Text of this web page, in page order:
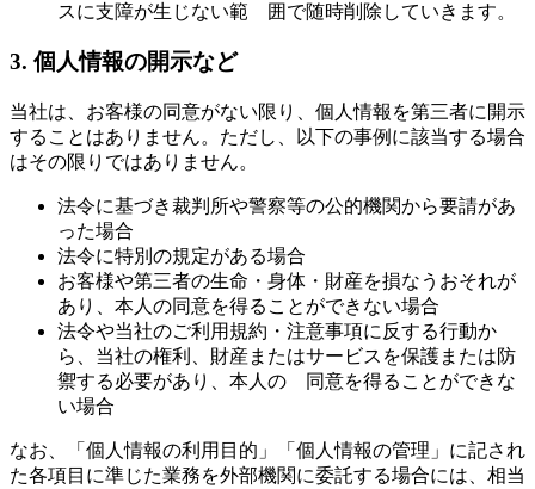
スに支障が生じない範 囲で随時削除していきます。
3. 個人情報の開示など
当社は、お客様の同意がない限り、個人情報を第三者に開示
することはありません。ただし、以下の事例に該当する場合
はその限りではありません。
法令に基づき裁判所や警察等の公的機関から要請があ
った場合
法令に特別の規定がある場合
お客様や第三者の生命・身体・財産を損なうおそれが
あり、本人の同意を得ることができない場合
法令や当社のご利用規約・注意事項に反する行動か
ら、当社の権利、財産またはサービスを保護または防
禦する必要があり、本人の 同意を得ることができな
い場合
なお、「個人情報の利用目的」「個人情報の管理」に記され
た各項目に準じた業務を外部機関に委託する場合には、相当